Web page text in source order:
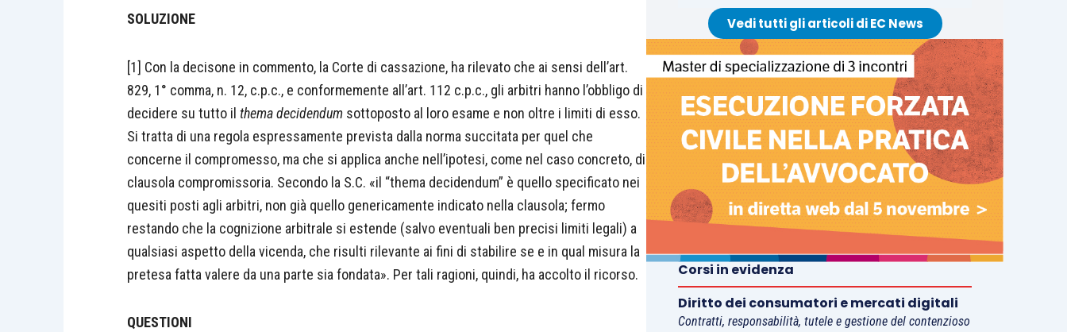
SOLUZIONE
[1] Con la decisone in commento, la Corte di cassazione, ha rilevato che ai sensi dell’art.
829, 1° comma, n. 12, c.p.c., e conformemente all’art. 112 c.p.c., gli arbitri hanno l’obbligo di
decidere su tutto il thema decidendum sottoposto al loro esame e non oltre i limiti di esso.
Si tratta di una regola espressamente prevista dalla norma succitata per quel che
concerne il compromesso, ma che si applica anche nell’ipotesi, come nel caso concreto, di
clausola compromissoria. Secondo la S.C. «il “thema decidendum” è quello specificato nei
quesiti posti agli arbitri, non già quello genericamente indicato nella clausola; fermo
restando che la cognizione arbitrale si estende (salvo eventuali ben precisi limiti legali) a
qualsiasi aspetto della vicenda, che risulti rilevante ai fini di stabilire se e in qual misura la
pretesa fatta valere da una parte sia fondata». Per tali ragioni, quindi, ha accolto il ricorso.
QUESTIONI
Vedi tutti gli articoli di EC News
Corsi in evidenza
Diritto dei consumatori e mercati digitali
Contratti, responsabilità, tutele e gestione del contenzioso